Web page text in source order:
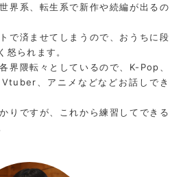
界系、転生系で新作や続編が出るの
で済ませてしまうので、おうちに段
怒られます。
界隈転々としているので、K-Pop、
、アニメなどなどお話しでき
りですが、これから練習してできる